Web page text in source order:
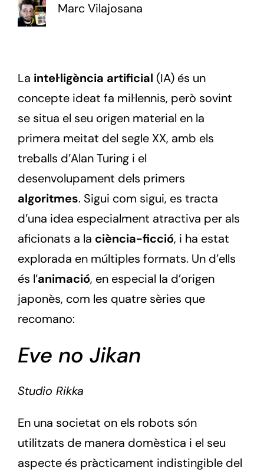
Marc Vilajosana
La intel·ligència artificial (IA) és un
concepte ideat fa mil·lennis, però sovint
se situa el seu origen material en la
primera meitat del segle XX, amb els
treballs d’Alan Turing i el
desenvolupament dels primers
algoritmes. Sigui com sigui, es tracta
d’una idea especialment atractiva per als
aficionats a la ciència-ficció, i ha estat
explorada en múltiples formats. Un d’ells
és l’animació, en especial la d’origen
japonès, com les quatre sèries que
recomano:
Eve no Jikan
Studio Rikka
En una societat on els robots són
utilitzats de manera domèstica i el seu
aspecte és pràcticament indistingible del